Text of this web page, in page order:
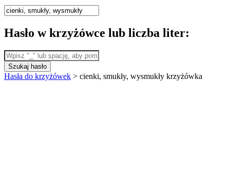
Hasło w krzyżówce lub liczba liter:
Szukaj hasło
Hasła do krzyżówek > cienki, smukły, wysmukły krzyżówka